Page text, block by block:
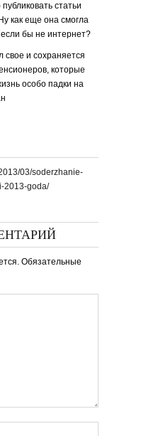
статьи
как еще она смогла
бы не интернет?
свое и сохраняется
которые
особо падки на
03/soderzhanie-
2013-goda/
Обязательные